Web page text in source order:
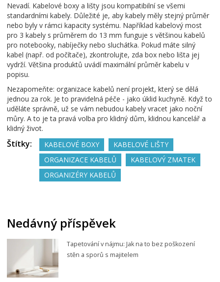
Nevadí. Kabelové boxy a lišty jsou kompatibilní se všemi
standardními kabely. Důležité je, aby kabely měly stejný průměr
nebo byly v rámci kapacity systému. Například kabelový most
pro 3 kabely s průměrem do 13 mm funguje s většinou kabelů
pro notebooky, nabíječky nebo sluchátka. Pokud máte silný
kabel (např. od počítače), zkontrolujte, zda box nebo lišta jej
vydrží. Většina produktů uvádí maximální průměr kabelu v
popisu.
Nezapomeňte: organizace kabelů není projekt, který se dělá
jednou za rok. Je to pravidelná péče - jako úklid kuchyně. Když to
uděláte správně, už se vám nebudou kabely vracet jako noční
můry. A to je ta pravá volba pro klidný dům, klidnou kancelář a
klidný život.
Štítky: KABELOVÉ BOXY
KABELOVÉ LIŠTY
ORGANIZACE KABELŮ
KABELOVÝ ZMATEK
ORGANIZÉRY KABELŮ
Nedávný příspěvek
Tapetování v nájmu: Jak na to bez poškození
stěn a sporů s majitelem